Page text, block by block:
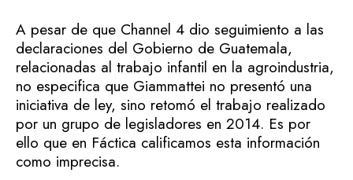
A pesar de que Channel 4 dio seguimiento a las
declaraciones del Gobierno de Guatemala,
relacionadas al trabajo infantil en la agroindustria,
no especifica que Giammattei no presentó una
iniciativa de ley, sino retomó el trabajo realizado
por un grupo de legisladores en 2014. Es por
ello que en Fáctica calificamos esta información
como imprecisa.